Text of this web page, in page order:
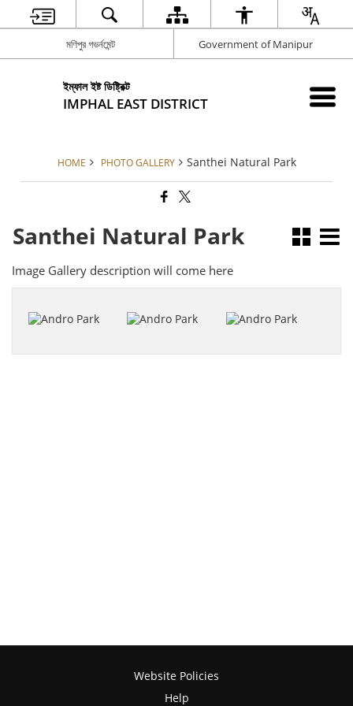
মণিপুর গভর্নমেন্ট Government of Manipur
ইম্ফাল ইষ্ট ডিষ্ট্রিক্ট
IMPHAL EAST DISTRICT
HOME PHOTO GALLERY Santhei Natural Park
Santhei Natural Park
Image Gallery description will come here
Website Policies
Help